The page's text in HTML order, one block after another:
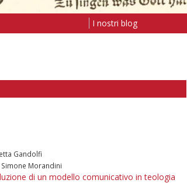
I nostri blog
Gandolfi
Simone Morandini
di un modello comunicativo in teologia